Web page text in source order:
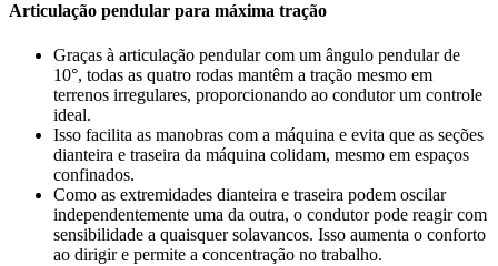
Articulação pendular para máxima tração
Graças à articulação pendular com um ângulo pendular de
10°, todas as quatro rodas mantêm a tração mesmo em
terrenos irregulares, proporcionando ao condutor um controle
ideal.
Isso facilita as manobras com a máquina e evita que as seções
dianteira e traseira da máquina colidam, mesmo em espaços
confinados.
Como as extremidades dianteira e traseira podem oscilar
independentemente uma da outra, o condutor pode reagir com
sensibilidade a quaisquer solavancos. Isso aumenta o conforto
ao dirigir e permite a concentração no trabalho.